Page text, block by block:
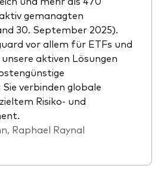
gemanagten
30. September 2025).
vor allem für ETFs und
aktiven Lösungen
verbinden globale
Risiko- und
Raphael Raynal